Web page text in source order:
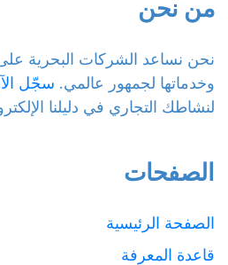
من نحن
نحن نساعد الشركات البحرية
وخدماتها لجمهور عالمي. سجّل
لنشاطك التجاري في دليلنا
الصفحات
الصفحة الرئيسية
قاعدة المعرفة